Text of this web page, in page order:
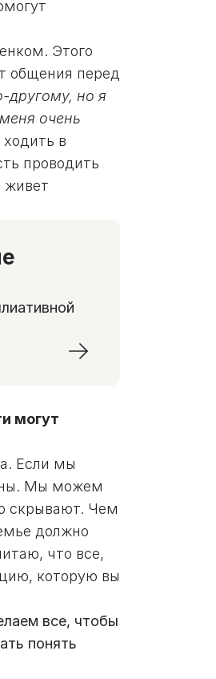
Этого
общения перед
другому, но я
очень
в
проводить
живет
могут
Если мы
Мы можем
скрывают. Чем
должно
что все,
которую вы
все, чтобы
понять